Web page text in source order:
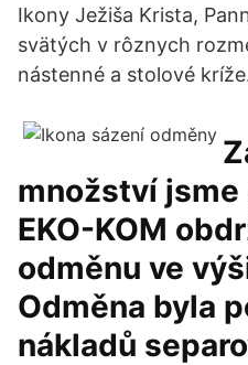
Ikony Ježiša Krista,
svätých v rôznych
nástenné a stolové
množství
EKO-KOM
odměnu ve
Odměna byla
nákladů